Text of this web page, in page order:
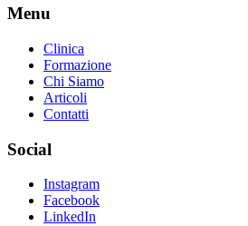
Menu
Clinica
Formazione
Chi Siamo
Articoli
Contatti
Social
Instagram
Facebook
LinkedIn